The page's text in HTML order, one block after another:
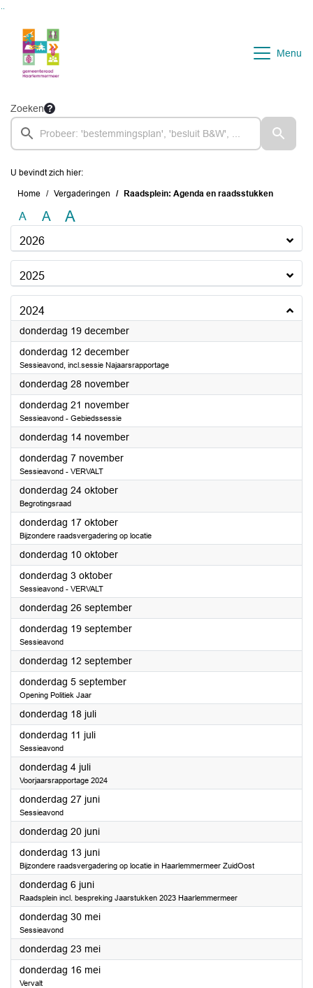
Menu
Zoeken
U bevindt zich hier:
Home Vergaderingen Raadsplein: Agenda en raadsstukken
A A A
2026
2025
2024
donderdag 19 december2024
donderdag 12 december2024
Sessieavond, incl.sessie Najaarsrapportage
donderdag 28 november2024
donderdag 21 november2024
Sessieavond - Gebiedssessie
donderdag 14 november2024
donderdag 7 november2024
Sessieavond - VERVALT
donderdag 24 oktober2024
Begrotingsraad
donderdag 17 oktober2024
Bijzondere raadsvergadering op locatie
donderdag 10 oktober2024
donderdag 3 oktober2024
Sessieavond - VERVALT
donderdag 26 september2024
donderdag 19 september2024
Sessieavond
donderdag 12 september2024
donderdag 5 september2024
Opening Politiek Jaar
donderdag 18 juli2024
donderdag 11 juli2024
Sessieavond
donderdag 4 juli2024
Voorjaarsrapportage 2024
donderdag 27 juni2024
Sessieavond
donderdag 20 juni2024
donderdag 13 juni2024
Bijzondere raadsvergadering op locatie in Haarlemmermeer ZuidOost
donderdag 6 juni2024
Raadsplein incl. bespreking Jaarstukken 2023 Haarlemmermeer
donderdag 30 mei2024
Sessieavond
donderdag 23 mei2024
donderdag 16 mei2024
Vervalt